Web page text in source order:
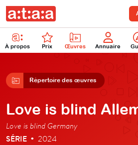
À propos Prix Œuvres Annuaire
Répertoire des œuvres
Love is blind
Love is blind Germany
SÉRIE • 2024